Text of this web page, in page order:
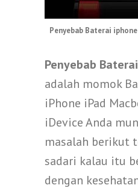
Penyebab Baterai
Penyebab
adalah momok
iPhone iPad
iDevice Anda
masalah berikut
sadari kalau itu
dengan